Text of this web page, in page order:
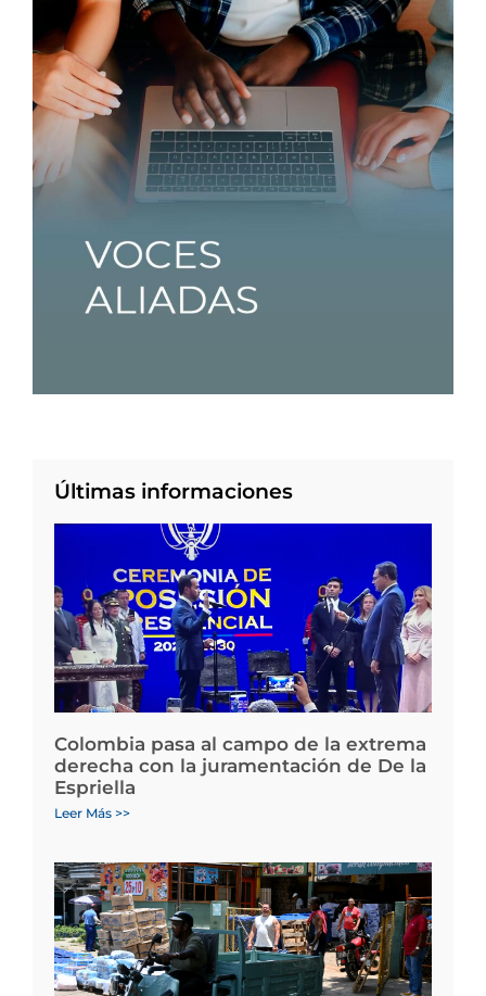
Últimas informaciones
Colombia pasa al campo de la extrema
derecha con la juramentación de De la
Espriella
Leer Más >>